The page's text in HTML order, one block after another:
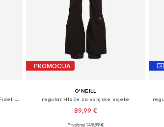
regular Hlače za vanjske uvjete 'Fidelity'
PROMOCIJA
O'NEILL
regular Hlače za vanjske uvjete
89,99 €
Prvotno: 149,99 €